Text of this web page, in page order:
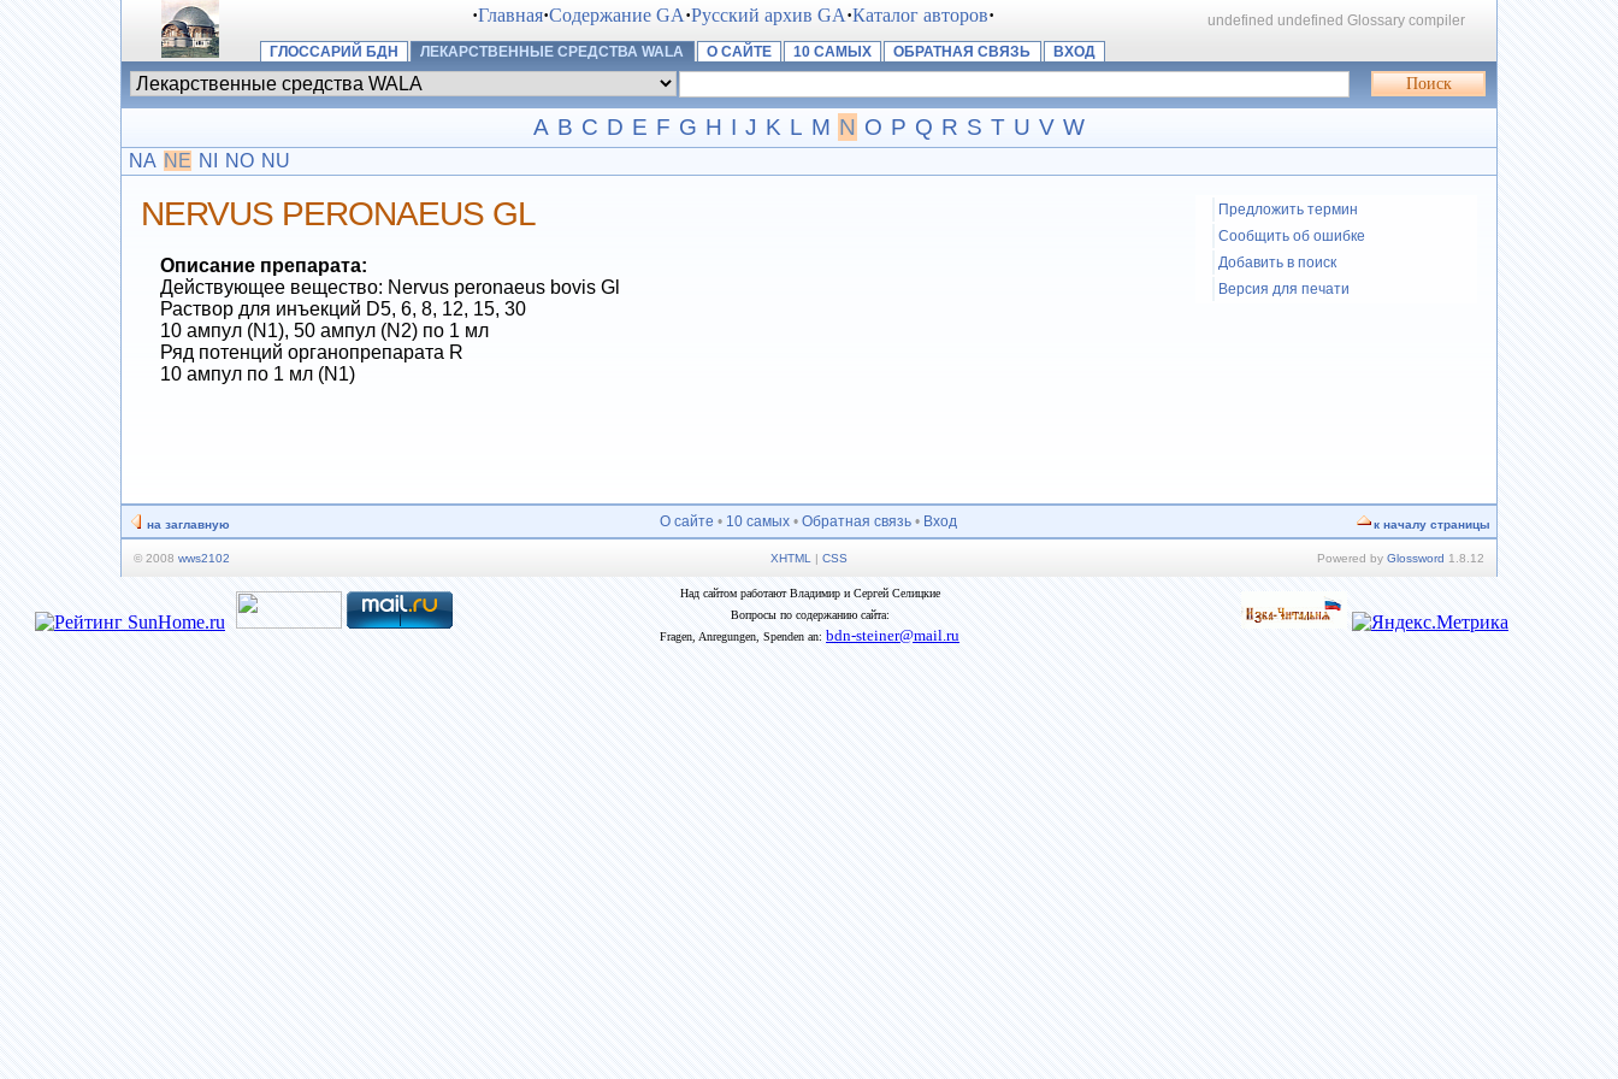
·Главная·Содержание GA·Русский архив GA·Каталог авторов· undefined undefined Glossary compiler
ГЛОССАРИЙ БДН
ЛЕКАРСТВЕННЫЕ СРЕДСТВА WALA О САЙТЕ 10 САМЫХ ОБРАТНАЯ СВЯЗЬ ВХОД
A B C D E F G H I J K L M N O P Q R S T U V W
NA NE NI NO NU
Предложить термин
Сообщить об ошибке
Добавить в поиск
Версия для печати
NERVUS PERONAEUS GL
Описание препарата:
Действующее вещество: Nervus peronaeus bovis Gl
Раствор для инъекций D5, 6, 8, 12, 15, 30
10 ампул (N1), 50 ампул (N2) по 1 мл
Ряд потенций органопрепарата R
10 ампул по 1 мл (N1)
на заглавную О сайте • 10 самых •Обратная связь • Вход к началу страницы
© 2008 wws2102 XHTML | CSS Powered by Glossword 1.8.12
Над сайтом работают Владимир и Сергей Селицкие
Вопросы по содержанию сайта:
Fragen, Anregungen, Spenden an:bdn-steiner@mail.ru